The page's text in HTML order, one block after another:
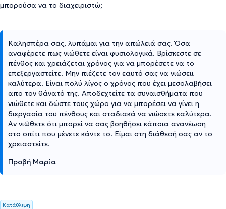
μπορούσα να το διαχειριστώ;
Καλησπέρα σας, λυπάμαι για την απώλειά σας. Όσα
αναφέρετε πως νιώθετε είναι φυσιολογικά. Βρίσκεστε σε
πένθος και χρειάζεται χρόνος για να μπορέσετε να το
επεξεργαστείτε. Μην πιέζετε τον εαυτό σας να νιώσειι
καλύτερα. Είναι πολύ λίγος ο χρόνος που έχει μεσολαβήσει
απο τον θάνατό της. Αποδεχτείτε τα συναισθήματα που
νιώθετε και δώστε τους χώρο για να μπορέσει να γίνει η
διεργασία του πένθους και σταδιακά να νιώσετε καλύτερα.
Αν νιώθετε ότι μπορεί να σας βοηθήσει κάποια ανανέωση
στο σπίτι που μένετε κάντε το. Είμαι στη διάθεσή σας αν το
χρειαστείτε.
Προβή Μαρία
Κατάθλιψη